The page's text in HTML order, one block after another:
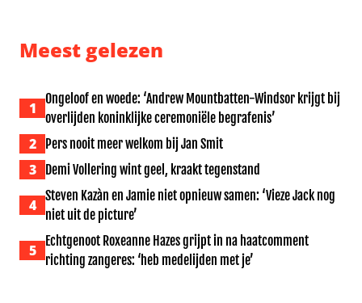
Meest gelezen
1
Ongeloof en woede: ‘Andrew Mountbatten-Windsor krijgt bij
overlijden koninklijke ceremoniële begrafenis’
2 Pers nooit meer welkom bij Jan Smit
3 Demi Vollering wint geel, kraakt tegenstand
4
Steven Kazàn en Jamie niet opnieuw samen: ‘Vieze Jack nog
niet uit de picture’
5
Echtgenoot Roxeanne Hazes grijpt in na haatcomment
richting zangeres: ‘heb medelijden met je’